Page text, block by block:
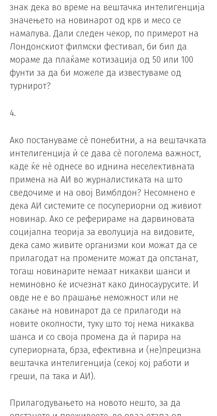
знак дека во време на вештачка интелигенција
значењето на новинарот од крв и месо се
намалува. Дали следен чекор, по примерот на
Лондонскиот филмски фестивал, би бил да
мораме да плаќаме котизација од 50 или 100
фунти за да би можеле да известуваме од
турнирот?
4.
Ако постануваме сè понебитни, а на вештачката
интелигенција ѝ се дава сè поголема важност,
каде ќе нè однесе во иднина неселективната
примена на АИ во журналистиката на што
сведочиме и на овој Вимблдон? Несомнено е
дека АИ системите се посупериорни од живиот
новинар. Ако се реферираме на дарвиновата
социјална теорија за еволуција на видовите,
дека само живите организми кои можат да се
прилагодат на промените можат да опстанат,
тогаш новинарите немаат никакви шанси и
неминовно ќе исчезнат како диносаурусите. И
овде не е во прашање неможност или не
сакање на новинарот да се прилагоди на
новите околности, туку што тој нема никаква
шанса и со своја промена да ѝ парира на
супериорната, брза, ефективна и (не)прецизна
вештачка интелигенција (секој кој работи и
греши, па така и АИ).
Прилагодувањето на новото нешто, за да